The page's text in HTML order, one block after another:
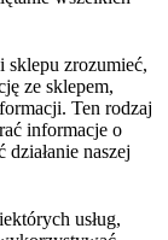
sklepu zrozumieć,
ze sklepem,
Ten rodzaj
informacje o
naszej
usług,